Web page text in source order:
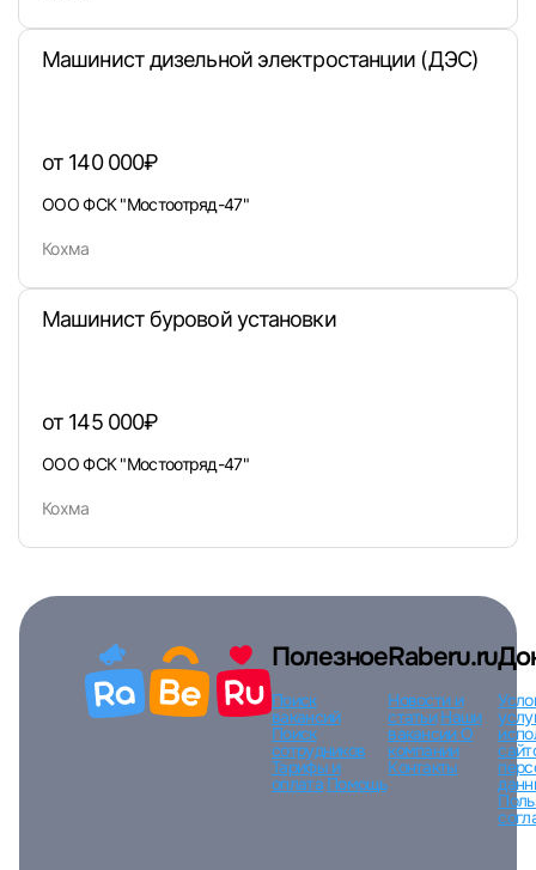
или любым удобным способом
Вход по коду Регистрация Забыли
Машинист дизельной электростанции (ДЭС)
от 140 000₽
ООО ФСК "Мостоотряд-47"
Кохма
Машинист буровой установки
от 145 000₽
ООО ФСК "Мостоотряд-47"
Кохма
Полезное
Поиск
вакансий
Поиск
сотрудников
Тарифы и
оплата Помощь
Raberu.ru
Новости и
статьи Наши
вакансииО
компании
Контакты